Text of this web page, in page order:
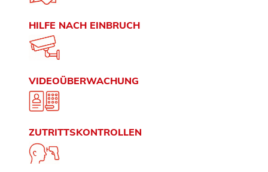
HILFE NACH EINBRUCH
VIDEOÜBERWACHUNG
ZUTRITTSKONTROLLEN